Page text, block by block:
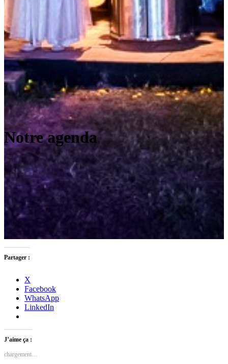
Notre agenda
Partager :
X
Facebook
WhatsApp
LinkedIn
J’aime ça :
chargement…